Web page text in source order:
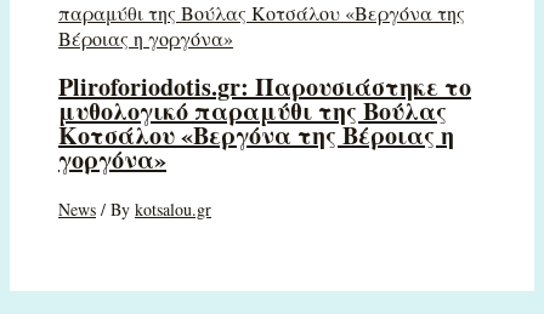
Pliroforiodotis.gr: Παρουσιάστηκε το
μυθολογικό παραμύθι της Βούλας
Κοτσάλου «Βεργόνα της Βέροιας η
γοργόνα»
News / By kotsalou.gr